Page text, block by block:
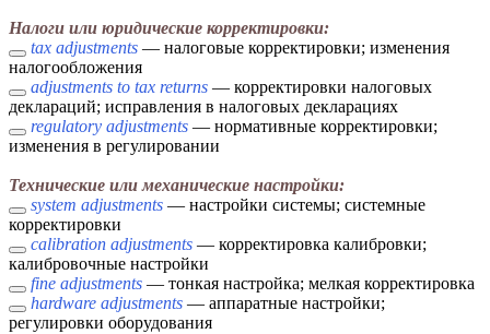
Налоги или юридические корректировки:
tax adjustments — налоговые корректировки; изменения
налогообложения
adjustments to tax returns — корректировки налоговых
деклараций; исправления в налоговых декларациях
regulatory adjustments — нормативные корректировки;
изменения в регулировании
Технические или механические настройки:
system adjustments — настройки системы; системные
корректировки
calibration adjustments — корректировка калибровки;
калибровочные настройки
fine adjustments — тонкая настройка; мелкая корректировка
hardware adjustments — аппаратные настройки;
регулировки оборудования